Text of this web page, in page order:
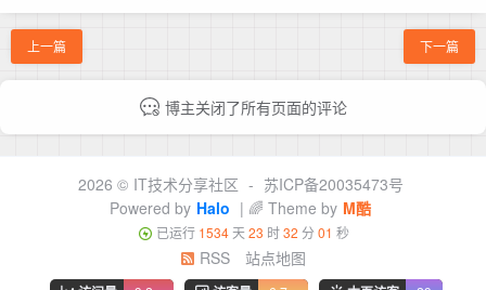
上一篇 下一篇
博主关闭了所有页面的评论
2026 © IT技术分享社区 - 苏ICP备20035473号
Powered by Halo | 🌈 Theme by M酷
已运行 1534天23 时32 分 02 秒
RSS 站点地图